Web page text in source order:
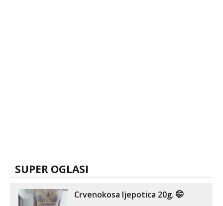
SUPER OGLASI
Crvenokosa ljepotica 20g. 🤭